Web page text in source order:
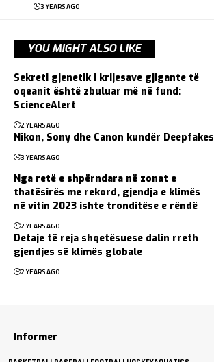
3 YEARS AGO
YOU MIGHT ALSO LIKE
Sekreti gjenetik i krijesave gjigante të
oqeanit është zbuluar më në fund:
ScienceAlert
2 YEARS AGO
Nikon, Sony dhe Canon kundër Deepfakes
3 YEARS AGO
Nga retë e shpërndara në zonat e
thatësirës me rekord, gjendja e klimës
në vitin 2023 ishte tronditëse e rëndë
2 YEARS AGO
Detaje të reja shqetësuese dalin rreth
gjendjes së klimës globale
2 YEARS AGO
Informer